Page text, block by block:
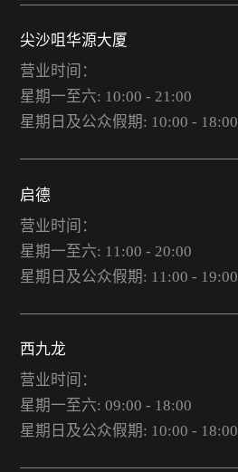
尖沙咀华源大厦
营业时间：
星期一至六: 10:00 - 21:00
星期日及公众假期: 10:00 - 18:00
启德
营业时间：
星期一至六: 11:00 - 20:00
星期日及公众假期: 11:00 - 19:00
西九龙
营业时间：
星期一至六: 09:00 - 18:00
星期日及公众假期: 10:00 - 18:00